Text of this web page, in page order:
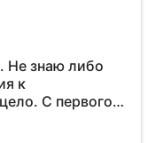
Не знаю либо
к
С первого
не знаю
звёзды за